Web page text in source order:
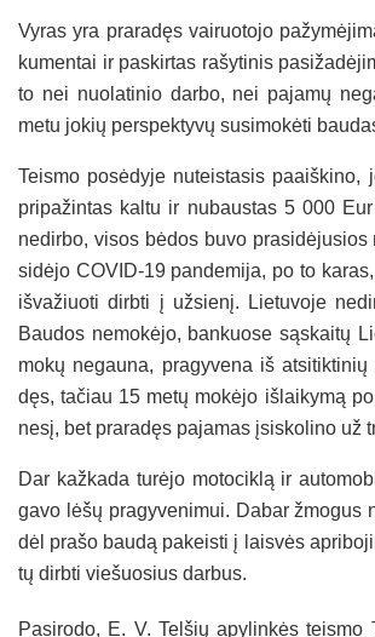
Vy­ras yra pra­ra­dęs vai­ruo­to­jo
ku­men­tai ir pa­skir­tas ra­šy­ti­nis
to nei nuo­la­ti­nio dar­bo, nei pa­ja­mų
me­tu jo­kių per­spek­ty­vų su­si­mo­kė­ti
Teis­mo po­sė­dy­je nu­teis­ta­sis paaiš­ki­no,
pri­pa­žin­tas kal­tu ir nu­baus­tas 5 000
ne­dir­bo, vi­sos bė­dos bu­vo
si­dė­jo CO­VID-19 pan­de­mi­ja, po to
iš­va­žiuo­ti dirb­ti į už­sie­nį. Lie­tu­vo­je
Bau­dos ne­mo­kė­jo, ban­kuo­se są­skai­tų
mo­kų ne­gau­na, pra­gy­ve­na iš
dęs, ta­čiau 15 me­tų mo­kė­jo iš­lai­ky­mą
ne­sį, bet pra­ra­dęs pa­ja­mas įsi­sko­li­no už
Dar kaž­ka­da tu­rė­jo mo­to­cik­lą ir
ga­vo lė­šų pra­gy­ve­ni­mui. Da­bar žmo­gus
dėl pra­šo bau­dą pa­keis­ti į lais­vės
tų dirb­ti vie­šuo­sius dar­bus.
Pa­si­ro­do, E. V. Tel­šių apy­lin­kės teis­mo